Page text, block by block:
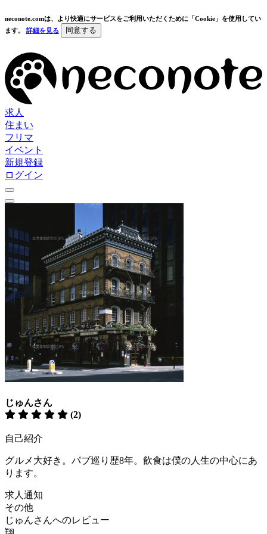
neconote.comは、より快適にサービスをご利用いただくために「Cookie」を使用してい
ます。 詳細を見る 同意する
求人
住まい
フリマ
イベント
新規登録
ログイン
じゅんさん
(2)
自己紹介
グルメ大好き。パブ巡り歴8年。飲食は僕の人生の中心にあ
ります。
求人通知
その他
じゅんさんへのレビュー